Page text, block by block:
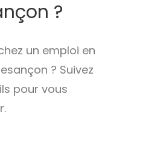
?
un emploi en
? Suivez
pour vous